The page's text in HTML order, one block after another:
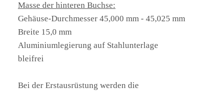
Masse der hinteren Buchse:
Gehäuse-Durchmesser 45,000 mm - 45,025 mm
Breite 15,0 mm
Aluminiumlegierung auf Stahlunterlage
bleifrei
Bei der Erstausrüstung werden die